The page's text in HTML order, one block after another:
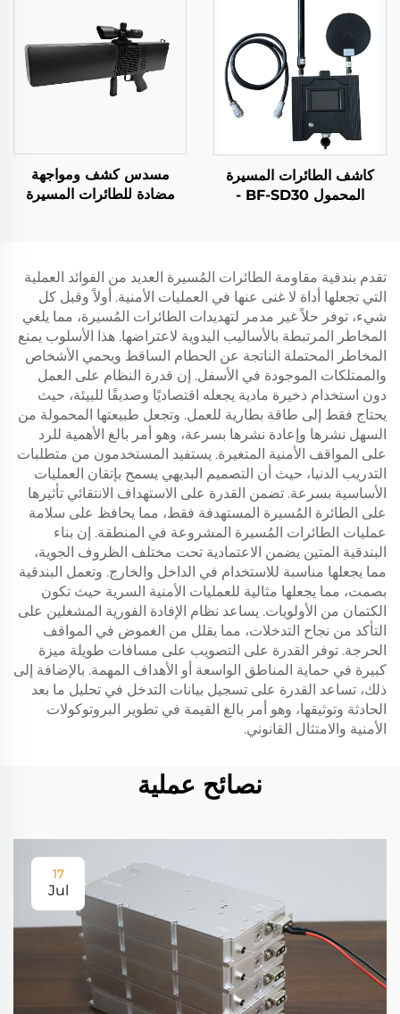
كاشف الطائرات المسيرة
المحمول BF-SD30 -
مسدس كشف ومواجهة
مضادة للطائرات المسيرة
تقدم بندقية مقاومة الطائرات المُسيرة العديد من الفوائد العملية
التي تجعلها أداة لا غنى عنها في العمليات الأمنية. أولاً وقبل كل
شيء، توفر حلاً غير مدمر لتهديدات الطائرات المُسيرة، مما يلغي
المخاطر المرتبطة بالأساليب اليدوية لاعتراضها. هذا الأسلوب يمنع
المخاطر المحتملة الناتجة عن الحطام الساقط ويحمي الأشخاص
والممتلكات الموجودة في الأسفل. إن قدرة النظام على العمل
دون استخدام ذخيرة مادية يجعله اقتصاديًا وصديقًا للبيئة، حيث
يحتاج فقط إلى طاقة بطارية للعمل. وتجعل طبيعتها المحمولة من
السهل نشرها وإعادة نشرها بسرعة، وهو أمر بالغ الأهمية للرد
على المواقف الأمنية المتغيرة. يستفيد المستخدمون من متطلبات
التدريب الدنيا، حيث أن التصميم البديهي يسمح بإتقان العمليات
الأساسية بسرعة. تضمن القدرة على الاستهداف الانتقائي تأثيرها
على الطائرة المُسيرة المستهدفة فقط، مما يحافظ على سلامة
عمليات الطائرات المُسيرة المشروعة في المنطقة. إن بناء
البندقية المتين يضمن الاعتمادية تحت مختلف الظروف الجوية،
مما يجعلها مناسبة للاستخدام في الداخل والخارج. وتعمل البندقية
بصمت، مما يجعلها مثالية للعمليات الأمنية السرية حيث تكون
الكتمان من الأولويات. يساعد نظام الإفادة الفورية المشغلين على
التأكد من نجاح التدخلات، مما يقلل من الغموض في المواقف
الحرجة. توفر القدرة على التصويب على مسافات طويلة ميزة
كبيرة في حماية المناطق الواسعة أو الأهداف المهمة. بالإضافة إلى
ذلك، تساعد القدرة على تسجيل بيانات التدخل في تحليل ما بعد
الحادثة وتوثيقها، وهو أمر بالغ القيمة في تطوير البروتوكولات
الأمنية والامتثال القانوني.
نصائح عملية
17
Jul